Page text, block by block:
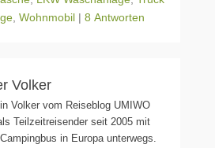
, Wohnmobil | 8 Antworten
Volker
Volker vom Reiseblog UMIWO
Teilzeitreisender seit 2005 mit
in Europa unterwegs.